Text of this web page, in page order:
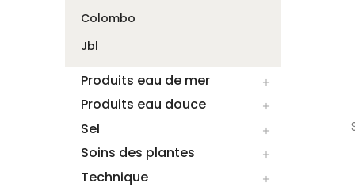
Colombo
Jbl
Produits eau de mer 
Produits eau douce 
Sel 
Soins des plantes 
Technique 